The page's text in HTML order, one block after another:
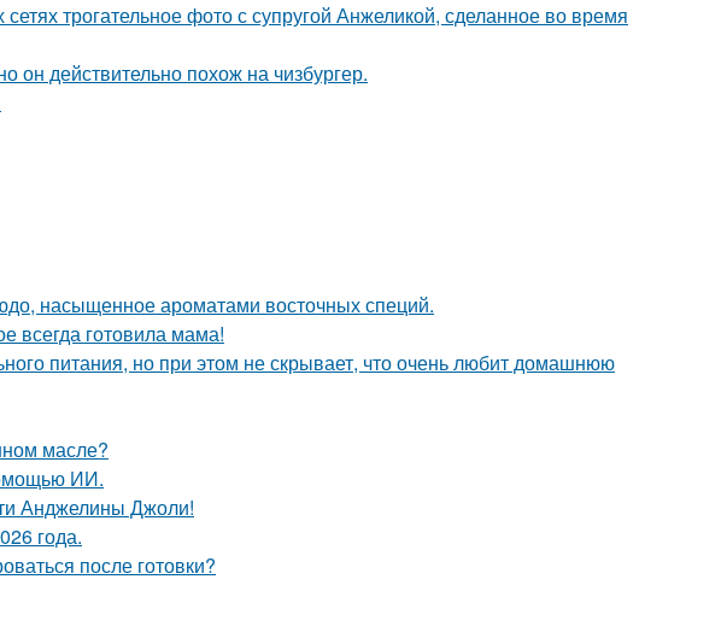
трогательное фото с супругой Анжеликой, сделанное во время
он действительно похож на чизбургер.
насыщенное ароматами восточных специй.
всегда готовила мама!
питания, но при этом не скрывает, что очень любит домашнюю
масле?
ИИ.
Анджелины Джоли!
года.
после готовки?